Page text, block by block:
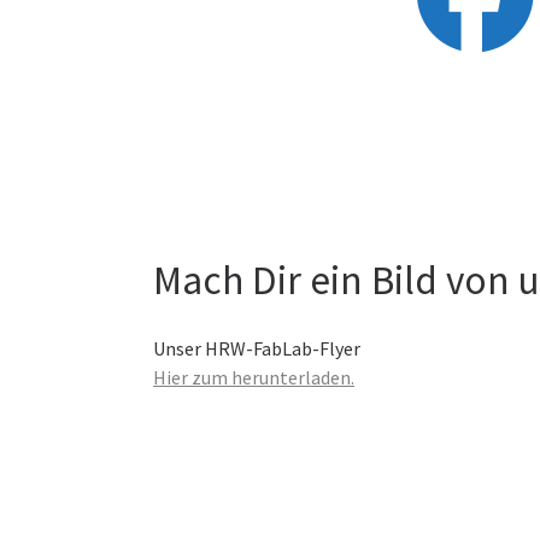
Mach Dir ein Bild von
Unser HRW-FabLab-Flyer
Hier zum herunterladen.